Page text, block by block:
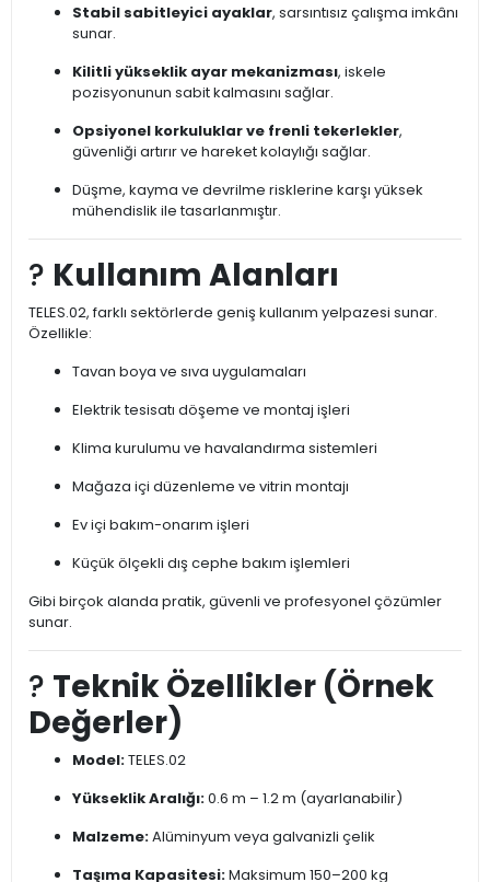
Stabil sabitleyici ayaklar, sarsıntısız çalışma imkânı
sunar.
Kilitli yükseklik ayar mekanizması, iskele
pozisyonunun sabit kalmasını sağlar.
Opsiyonel korkuluklar ve frenli tekerlekler,
güvenliği artırır ve hareket kolaylığı sağlar.
Düşme, kayma ve devrilme risklerine karşı yüksek
mühendislik ile tasarlanmıştır.
?️ Kullanım Alanları
TELES.02, farklı sektörlerde geniş kullanım yelpazesi sunar.
Özellikle:
Tavan boya ve sıva uygulamaları
Elektrik tesisatı döşeme ve montaj işleri
Klima kurulumu ve havalandırma sistemleri
Mağaza içi düzenleme ve vitrin montajı
Ev içi bakım-onarım işleri
Küçük ölçekli dış cephe bakım işlemleri
Gibi birçok alanda pratik, güvenli ve profesyonel çözümler
sunar.
? Teknik Özellikler (Örnek
Değerler)
Model:TELES.02
Yükseklik Aralığı:0.6 m – 1.2 m (ayarlanabilir)
Malzeme:Alüminyum veya galvanizli çelik
Taşıma Kapasitesi:Maksimum 150–200 kg